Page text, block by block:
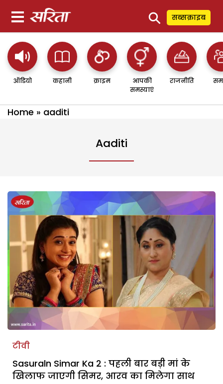
⚲ सब्सक्राइब
ऑडियो कहानी क्राइम
आपकी
समस्याएं
राजनीति
Home » aaditi
Aaditi
टीवी
Sasuraln Simar Ka 2 : पहली बार बड़ी मां के
खिलाफ जाएगी सिमर, आरव का मिलेगा साथ